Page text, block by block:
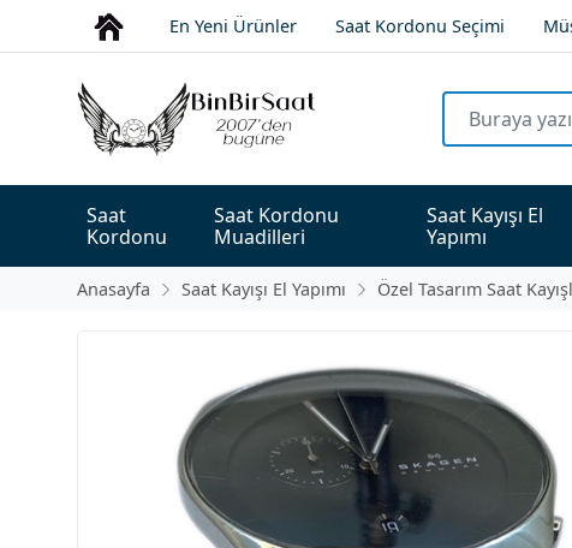
En Yeni Ürünler Saat Kordonu Seçimi
Saat
Kordonu
Saat Kordonu
Muadilleri
Saat Kayışı El
Yapımı
Anasayfa Saat Kayışı El Yapımı Özel Tasarım Saat